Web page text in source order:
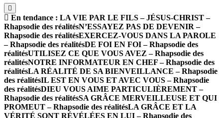
En tendance : LA VIE PAR LE FILS – JÉSUS-CHRIST –
Rhapsodie des réalitésN’ESSAYEZ PAS DE DEVENIR –
Rhapsodie des réalitésEXERCEZ-VOUS DANS LA PAROLE
– Rhapsodie des réalitésDE FOI EN FOI – Rhapsodie des
réalitésUTILISEZ CE QUE VOUS AVEZ – Rhapsodie des
réalitésNOTRE INFORMATEUR EN CHEF – Rhapsodie des
réalitésLA RÉALITÉ DE SA BIENVEILLANCE – Rhapsodie
des réalitésIL EST EN VOUS ET AVEC VOUS – Rhapsodie
des réalitésDIEU VOUS AIME PARTICULIÈREMENT –
Rhapsodie des réalitésSA GRÂCE MERVEILLEUSE ET QUI
PROMEUT – Rhapsodie des réalitésLA GRÂCE ET LA
VÉRITÉ SONT RÉVÉLÉES EN LUI – Rhapsodie des